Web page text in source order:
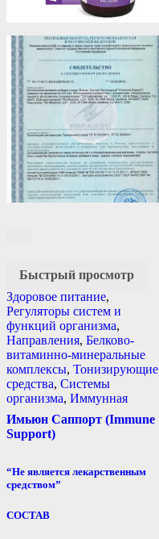
Быстрый просмотр
Здоровое питание,
Регуляторы систем и
функций организма,
Направления, Белково-
витаминно-минеральные
комплексы, Тонизирующие
средства, Системы
организма, Иммунная
Имьюн Саппорт (Immune
Support)
“Не является лекарственным
средством”
СОСТАВ